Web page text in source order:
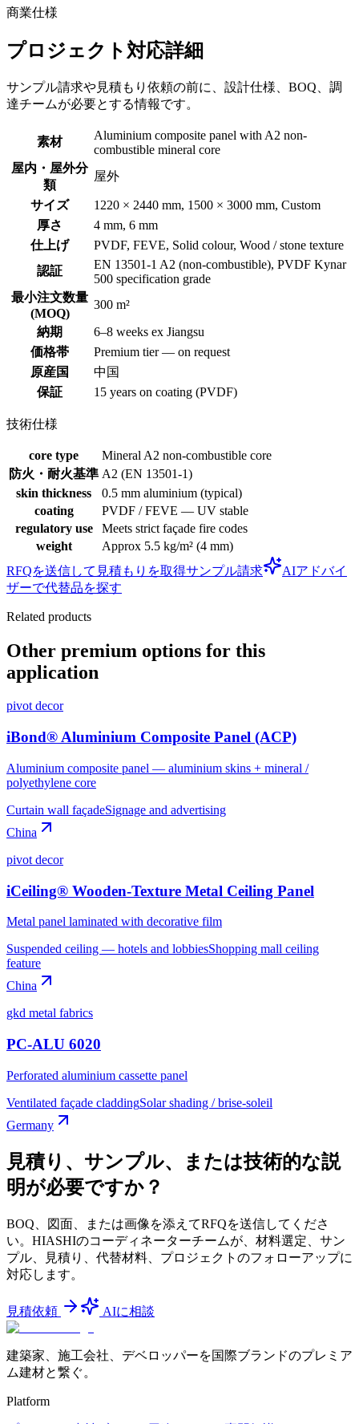
商業仕様
プロジェクト対応詳細
サンプル請求や見積もり依頼の前に、設計仕様、BOQ、調
達チームが必要とする情報です。
素材
Aluminium composite panel with A2 non-
combustible mineral core
屋内・屋外分
類
屋外
サイズ
1220 × 2440 mm, 1500 × 3000 mm, Custom
厚さ
4 mm, 6 mm
仕上げ
PVDF, FEVE, Solid colour, Wood / stone texture
認証
EN 13501-1 A2 (non-combustible), PVDF Kynar
500 specification grade
最小注文数量
(MOQ)
300 m²
納期
6–8 weeks ex Jiangsu
価格帯
Premium tier — on request
原産国
中国
保証
15 years on coating (PVDF)
技術仕様
core type
Mineral A2 non-combustible core
防火・耐火基準 A2 (EN 13501-1)
skin thickness
0.5 mm aluminium (typical)
coating
PVDF / FEVE — UV stable
regulatory use
Meets strict façade fire codes
weight
Approx 5.5 kg/m² (4 mm)
RFQを送信して見積もりを取得サンプル請求
AIアドバイ
ザーで代替品を探す
Related products
Other premium options for this
application
pivot decor
iBond® Aluminium Composite Panel (ACP)
Aluminium composite panel — aluminium skins + mineral /
polyethylene core
Curtain wall façadeSignage and advertising
China
pivot decor
iCeiling® Wooden-Texture Metal Ceiling Panel
Metal panel laminated with decorative film
Suspended ceiling — hotels and lobbiesShopping mall ceiling
feature
China
gkd metal fabrics
PC-ALU 6020
Perforated aluminium cassette panel
Ventilated façade claddingSolar shading / brise-soleil
Germany
見積り、サンプル、または技術的な説
明が必要ですか？
BOQ、図面、または画像を添えてRFQを送信してくださ
い。HIASHIのコーディネーターチームが、材料選定、サン
プル、見積り、代替材料、プロジェクトのフォローアップに
対応します。
見積依頼 AIに相談
建築家、施工会社、デベロッパーを国際ブランドのプレミア
ム建材と繋ぐ。
Platform